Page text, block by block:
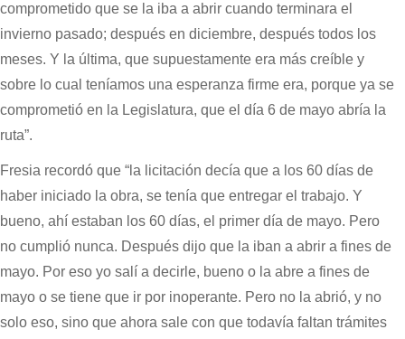
comprometido que se la iba a abrir cuando terminara el
invierno pasado; después en diciembre, después todos los
meses. Y la última, que supuestamente era más creíble y
sobre lo cual teníamos una esperanza firme era, porque ya se
comprometió en la Legislatura, que el día 6 de mayo abría la
ruta”.
Fresia recordó que “la licitación decía que a los 60 días de
haber iniciado la obra, se tenía que entregar el trabajo. Y
bueno, ahí estaban los 60 días, el primer día de mayo. Pero
no cumplió nunca. Después dijo que la iban a abrir a fines de
mayo. Por eso yo salí a decirle, bueno o la abre a fines de
mayo o se tiene que ir por inoperante. Pero no la abrió, y no
solo eso, sino que ahora sale con que todavía faltan trámites